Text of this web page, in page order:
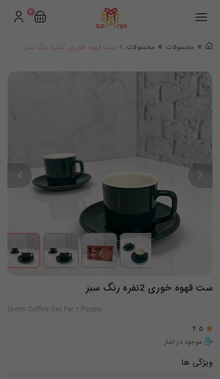
0
محصولات محصولات ست قهوه خوری 2نفره رنگ سبز
ست قهوه خوری 2نفره رنگ سبز
Green Coffee Set For 2 People
4.5
موجود در انبار
ویژگی ها